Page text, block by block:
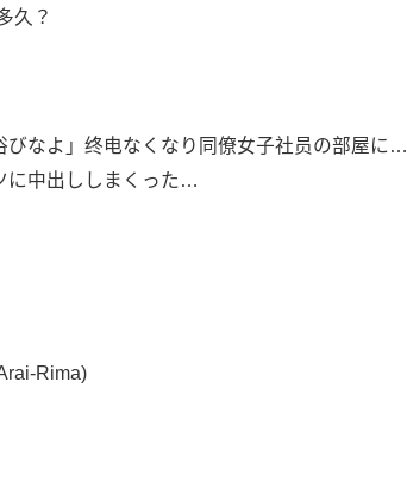
久？
びなよ」终电なくなり同僚女子社员の部屋に
に中出ししまくった…
Rima)